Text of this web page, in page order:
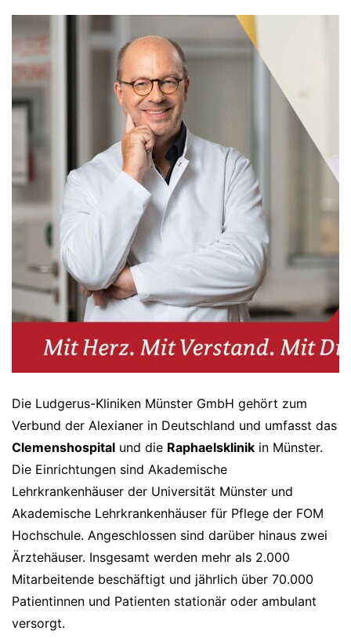
Die Ludgerus-Kliniken Münster GmbH gehört zum
Verbund der Alexianer in Deutschland und umfasst das
Clemenshospital und die Raphaelsklinik in Münster.
Die Einrichtungen sind Akademische
Lehrkrankenhäuser der Universität Münster und
Akademische Lehrkrankenhäuser für Pflege der FOM
Hochschule. Angeschlossen sind darüber hinaus zwei
Ärztehäuser. Insgesamt werden mehr als 2.000
Mitarbeitende beschäftigt und jährlich über 70.000
Patientinnen und Patienten stationär oder ambulant
versorgt.